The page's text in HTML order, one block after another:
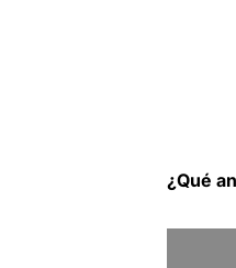
¿Qué